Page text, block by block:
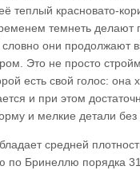
теплый красновато-
темнеть делают
они продолжают
Это не просто
есть свой голос: она
и при этом
и мелкие детали без
средней
по Бринеллю порядка